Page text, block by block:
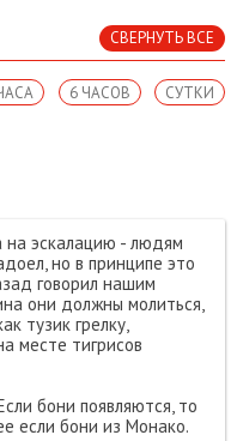
СВЕРНУТЬ ВСЕ
СУТКИ
6 ЧАСОВ
на эскалацию - людям
но в принципе это
говорил нашим
они должны молиться,
тузик грелку,
месте тигрисов
бони появляются, то
если бони из Монако.